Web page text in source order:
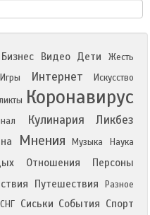
Бизнес Видео Дети
Жесть
Игры Интернет Искусство
Коронавирус
Кулинария Ликбез
Мнения Музыка Наука
Отношения Персоны
Путешествия
Разное
СНГ Сиськи События Спорт